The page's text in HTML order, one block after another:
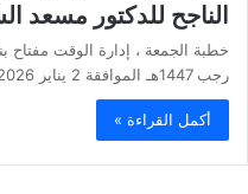
الناجح للدكتور مسعد
رجب 1447هـ الموافقة 2 يناير 2026م للدكتور…
أكمل القراءة »